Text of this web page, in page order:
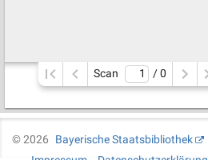
Scan / 0
©2026
Bayerische Staatsbibliothek